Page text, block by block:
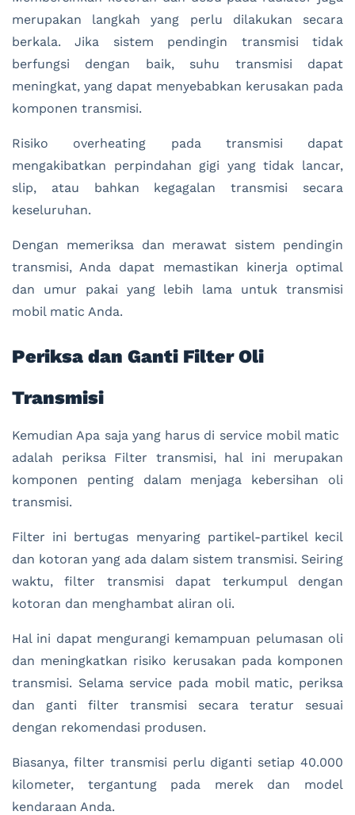
merupakan langkah yang perlu dilakukan secara
berkala. Jika sistem pendingin transmisi tidak
berfungsi dengan baik, suhu transmisi dapat
meningkat, yang dapat menyebabkan kerusakan pada
komponen transmisi.
Risiko overheating pada transmisi dapat
mengakibatkan perpindahan gigi yang tidak lancar,
slip, atau bahkan kegagalan transmisi secara
keseluruhan.
Dengan memeriksa dan merawat sistem pendingin
transmisi, Anda dapat memastikan kinerja optimal
dan umur pakai yang lebih lama untuk transmisi
mobil matic Anda.
Periksa dan Ganti Filter Oli
Transmisi
Kemudian Apa saja yang harus di service mobil matic
adalah periksa Filter transmisi, hal ini merupakan
komponen penting dalam menjaga kebersihan oli
transmisi.
Filter ini bertugas menyaring partikel-partikel kecil
dan kotoran yang ada dalam sistem transmisi. Seiring
waktu, filter transmisi dapat terkumpul dengan
kotoran dan menghambat aliran oli.
Hal ini dapat mengurangi kemampuan pelumasan oli
dan meningkatkan risiko kerusakan pada komponen
transmisi. Selama service pada mobil matic, periksa
dan ganti filter transmisi secara teratur sesuai
dengan rekomendasi produsen.
Biasanya, filter transmisi perlu diganti setiap 40.000
kilometer, tergantung pada merek dan model
kendaraan Anda.